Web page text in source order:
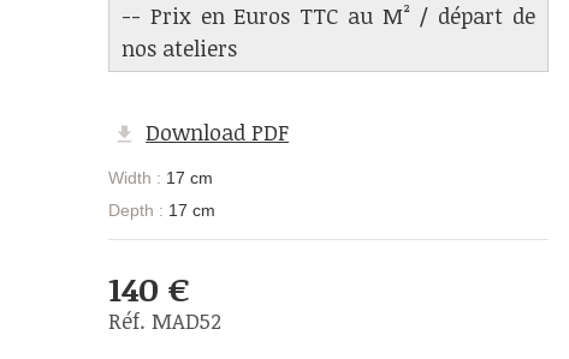
-- Prix en Euros TTC au M² / départ de
nos ateliers
Download PDF
Width : 17 cm
Depth : 17 cm
140 €
Réf. MAD52